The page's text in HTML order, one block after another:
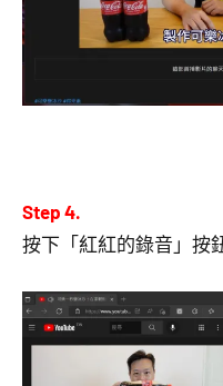
Step 4.
按下「紅紅的錄音」按